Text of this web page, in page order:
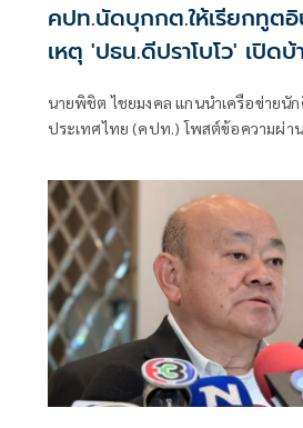
คปท.นัดบุกกต.ให้เรียกทูตอิ
เหตุ 'ปธน.ดีปราโบโว' เปิด
นายพิชิต ไชยมงคล แกนนำเครือข่ายนักศึกษาประชาชนปฏิรูป
ประเทศไทย (คปท.) โพสต์ข้อความผ่า